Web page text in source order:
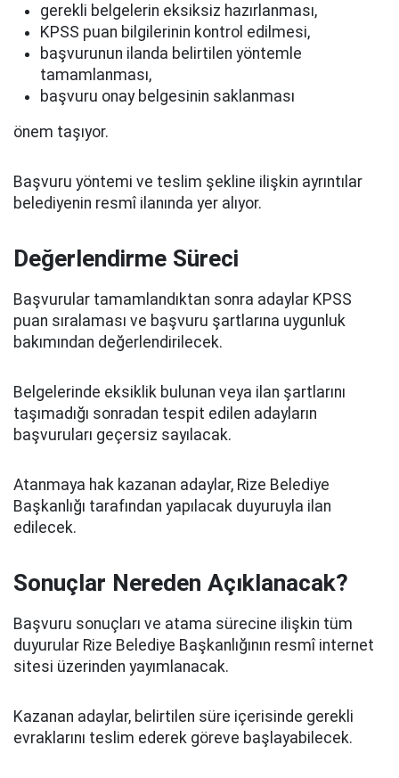
gerekli belgelerin eksiksiz hazırlanması,
KPSS puan bilgilerinin kontrol edilmesi,
başvurunun ilanda belirtilen yöntemle
tamamlanması,
başvuru onay belgesinin saklanması
önem taşıyor.
Başvuru yöntemi ve teslim şekline ilişkin ayrıntılar
belediyenin resmî ilanında yer alıyor.
Değerlendirme Süreci
Başvurular tamamlandıktan sonra adaylar KPSS
puan sıralaması ve başvuru şartlarına uygunluk
bakımından değerlendirilecek.
Belgelerinde eksiklik bulunan veya ilan şartlarını
taşımadığı sonradan tespit edilen adayların
başvuruları geçersiz sayılacak.
Atanmaya hak kazanan adaylar, Rize Belediye
Başkanlığı tarafından yapılacak duyuruyla ilan
edilecek.
Sonuçlar Nereden Açıklanacak?
Başvuru sonuçları ve atama sürecine ilişkin tüm
duyurular Rize Belediye Başkanlığının resmî internet
sitesi üzerinden yayımlanacak.
Kazanan adaylar, belirtilen süre içerisinde gerekli
evraklarını teslim ederek göreve başlayabilecek.